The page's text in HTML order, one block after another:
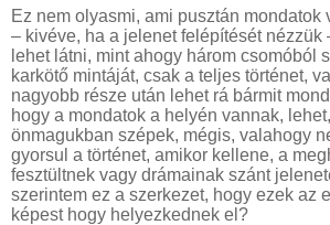
Ez nem olyasmi, ami pusztán mondatok
– kivéve, ha a jelenet felépítését nézzük
lehet látni, mint ahogy három csomóból
karkötő mintáját, csak a teljes történet,
nagyobb része után lehet rá bármit
hogy a mondatok a helyén vannak,
önmagukban szépek, mégis, valahogy
gyorsul a történet, amikor kellene, a
fesztültnek vagy drámainak szánt
szerintem ez a szerkezet, hogy ezek az
képest hogy helyezkednek el?